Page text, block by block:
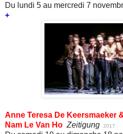
Du lundi 5 au mercredi 7
+
Anne Teresa De Keersmaeker
Nam Le Van Ho Zeitigung 2017